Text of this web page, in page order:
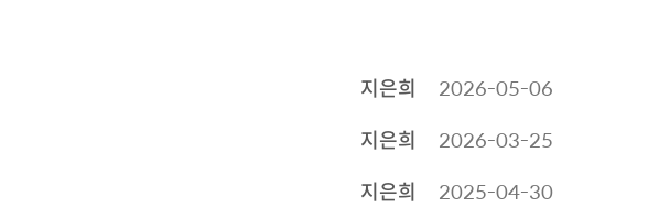
지은희 2026-05-06
지은희 2026-03-25
지은희 2025-04-30